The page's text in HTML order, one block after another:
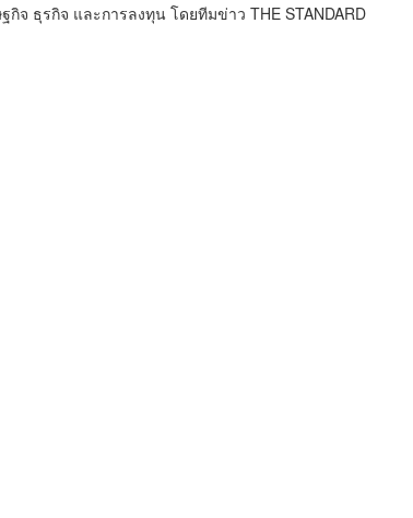
กิจ ธุรกิจ และการลงทุน โดยทีมข่าว THE STANDARD